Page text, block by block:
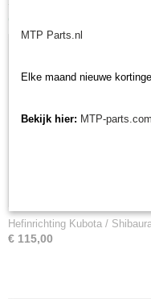
Hefinrichting Kubota /
€ 115,00
MTP Parts.nl
Elke maand nieuwe
Bekijk hier: MTP-parts.com